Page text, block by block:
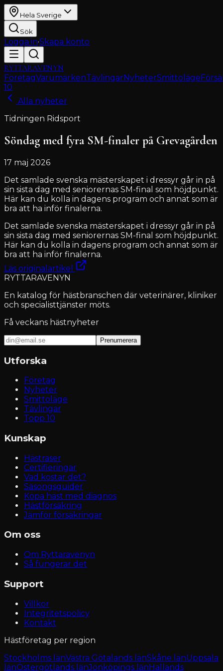
Hela Sverige
Sök
Logga in·Skapa konto
RYTTARAVENYN
FöretagVarumärkenTävlingarNyheterSmittoläge
10
Alla nyheter
Tidningen Ridsport
Söndag med fyra SM-finaler på Grevagården
17 maj 2026
Det samlade svenska mästerskapet i dressyr går in på
sin sista dag med seniorernas SM-final som höjdpunkt.
Här kan du kolla in dagens program och annat som är
bra att ha inför finalerna.
Det samlade svenska mästerskapet i dressyr går in på
sin sista dag med seniorernas SM-final som höjdpunkt.
Här kan du kolla in dagens program och annat som är
bra att ha inför finalerna.
Läs originalartikel
RYTTARAVENYN
En katalog för hästbranschen där veterinärer, kliniker
och specialisttjänster möts.
Få veckans hästnyheter
Prenumerera
Utforska
Företag
Nyheter
Smittoläge
Tävlingar
Topp 10
Kunskap
Hästraser
Certifieringar
Vad kostar det?
Säsongsguider
Köpa häst med diagnos
Hästförsäkring
Jämför försäkringar
Om oss
Om Ryttaravenyn
Så fungerar det
Support
Villkor
Integritetspolicy
Kontakt
Hästföretag per region
Stockholms länVästra Götalands länSkåne länUppsala
länÖstergötlands länJönköpings länHallands